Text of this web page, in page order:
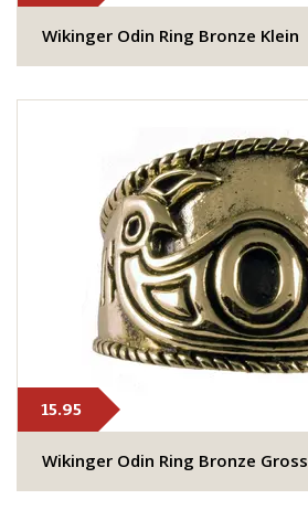
Wikinger Odin Ring Bronze Klein
15.95
Wikinger Odin Ring Bronze Gross